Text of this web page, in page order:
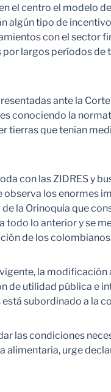
el centro el modelo
tipo de
con el sector
largos períodos
ante la
conociendo la
tierras que tenían
con las ZIDRES y
los enormes
la Orinoquia que
todo lo anterior y se
de los
la
de utilidad pública e
subordinado a la
las condiciones
urge